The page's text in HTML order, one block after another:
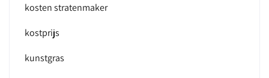
kosten stratenmaker
kostprijs
kunstgras